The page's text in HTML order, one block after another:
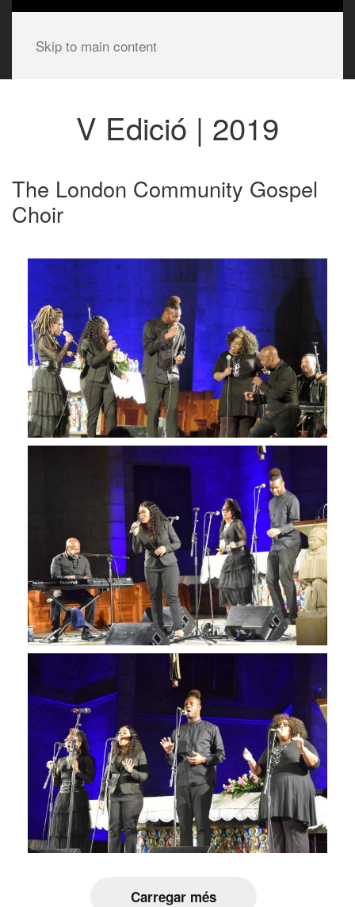
Skip to main content
V Edició | 2019
The London Community Gospel
Choir
Carregar més